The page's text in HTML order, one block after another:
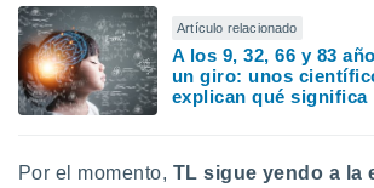
Artículo relacionado
A los 9, 32, 66 y 83
un giro: unos
explican qué significa
Por el momento, TL sigue yendo a la